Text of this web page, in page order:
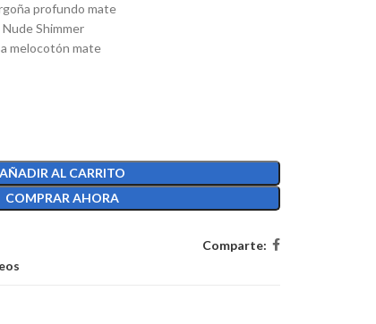
profundo mate
Shimmer
melocotón mate
AÑADIR AL CARRITO
COMPRAR AHORA
Comparte: